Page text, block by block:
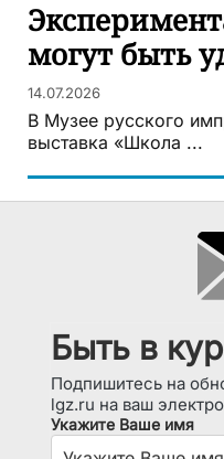
могут быть
14.07.2026
В Музее русского
выставка «Школа ...
Быть в
Подпишитесь на
lgz.ru на ваш
Укажите Ваше имя